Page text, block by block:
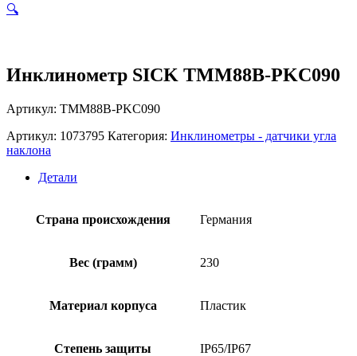
🔍
Инклинометр SICK TMM88B-PKC090
Артикул: TMM88B-PKC090
Артикул: 1073795 Категория: Инклинометры - датчики угла
наклона
Детали
Страна происхождения Германия
Вес (грамм) 230
Материал корпуса Пластик
Степень защиты IP65/IP67